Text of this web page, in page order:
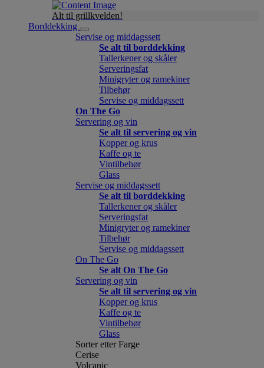
Alt til grillkvelden!
Borddekking
Servise og middagssett
Se alt til borddekking
Tallerkener og skåler
Serveringsfat
Minigryter og ramekiner
Tilbehør
Servise og middagssett
On The Go
Servering og vin
Se alt til servering og vin
Kopper og krus
Kaffe og te
Vintilbehør
Glass
Servise og middagssett
Se alt til borddekking
Tallerkener og skåler
Serveringsfat
Minigryter og ramekiner
Tilbehør
Servise og middagssett
On The Go
Se alt On The Go
Servering og vin
Se alt til servering og vin
Kopper og krus
Kaffe og te
Vintilbehør
Glass
Sorter etter Farge
Cerise
Volcanic